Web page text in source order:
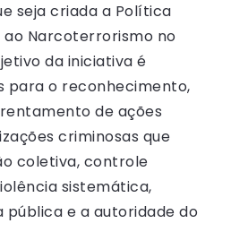
seja criada a Política
Narcoterrorismo no
da iniciativa é
para o reconhecimento,
de ações
criminosas que
coletiva, controle
sistemática,
e a autoridade do